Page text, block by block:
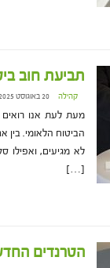
תביעת חוב
קהילה 20 באוגוסט 2025 at 16:38
מעת לעת אנו רואים
הביטוח הלאומי. בין
לא מגיעים, ואפילו
[…]
הטרנדים